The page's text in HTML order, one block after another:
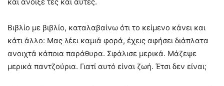
Βιβλίο με βιβλίο, καταλαβαίνω ότι το κείμενο κάνει και
κάτι άλλο: Μας λέει καμιά φορά, έχεις αφήσει διάπλατα
ανοιχτά κάποια παράθυρα. Σφάλισε μερικά. Μάζεψε
μερικά παντζούρια. Γιατί αυτό είναι ζωή. Έτσι δεν είναι;